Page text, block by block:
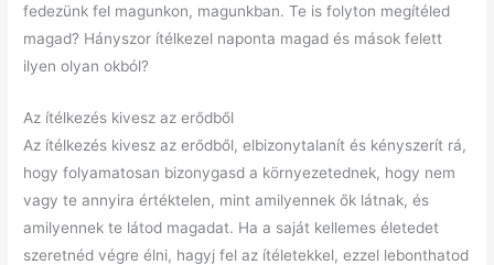
fedezünk fel magunkon, magunkban. Te is folyton megítéled
magad? Hányszor ítélkezel naponta magad és mások felett
ilyen olyan okból?
Az ítélkezés kivesz az erődből
Az ítélkezés kivesz az erődből, elbizonytalanít és kényszerít rá,
hogy folyamatosan bizonygasd a környezetednek, hogy nem
vagy te annyira értéktelen, mint amilyennek ők látnak, és
amilyennek te látod magadat. Ha a saját kellemes életedet
szeretnéd végre élni, hagyj fel az ítéletekkel, ezzel lebonthatod